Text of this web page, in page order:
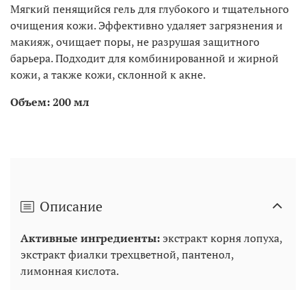
Мягкий пенящийся гель для глубокого и тщательного
очищения кожи. Эффективно удаляет загрязнения и
макияж, очищает поры, не разрушая защитного
барьера. Подходит для комбинированной и жирной
кожи, а также кожи, склонной к акне.
Объем: 200 мл
Описание
Активные ингредиенты:экстракт корня лопуха,
экстракт фиалки трехцветной, пантенол,
лимонная кислота.